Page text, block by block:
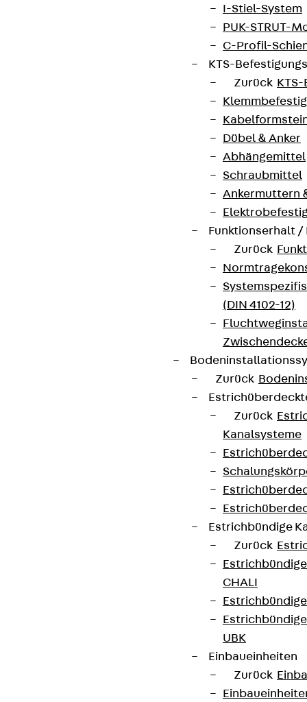
I-Stiel-System
PUK-STRUT-
C-Profil-
KTS-
Zurück
Dübel & Anker
Abhängemittel
Schraubmittel
Ankermuttern
Funktionserhalt
Zurück
(DIN 4102-12)
Zurück
Zurück
Kanalsysteme
Estrichbündige
Zurück
CHALI
UBK
Einbaueinheiten
Zurück